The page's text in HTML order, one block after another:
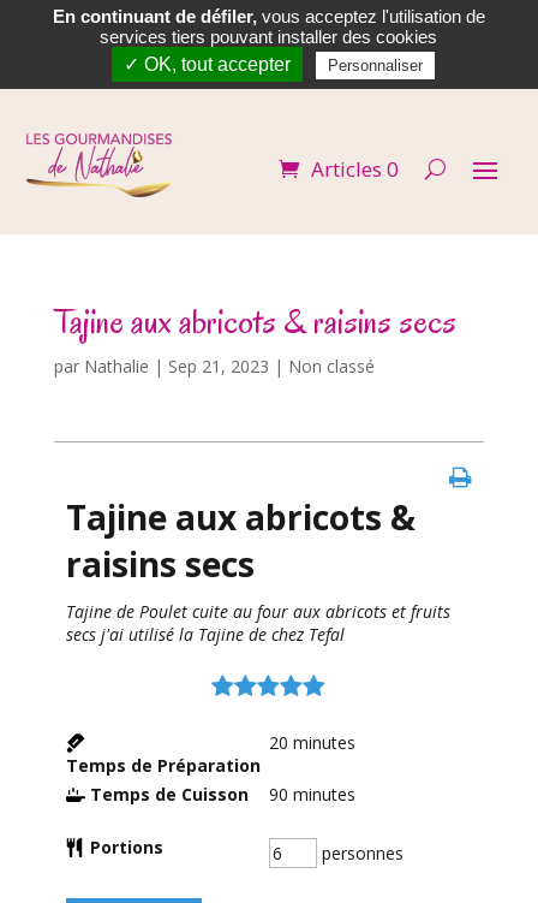
 
Articles 0
Tajine aux abricots & raisins secs
par Nathalie | Sep 21, 2023 | Non classé
Tajine aux abricots &
raisins secs
Tajine de Poulet cuite au four aux abricots et fruits
secs j'ai utilisé la Tajine de chez Tefal
Temps de Préparation
20 minutes
Temps de Cuisson 90 minutes
Portions personnes
En continuant de défiler,vous acceptez l'utilisation de
services tiers pouvant installer des cookies
✓ OK, tout accepter
Personnaliser